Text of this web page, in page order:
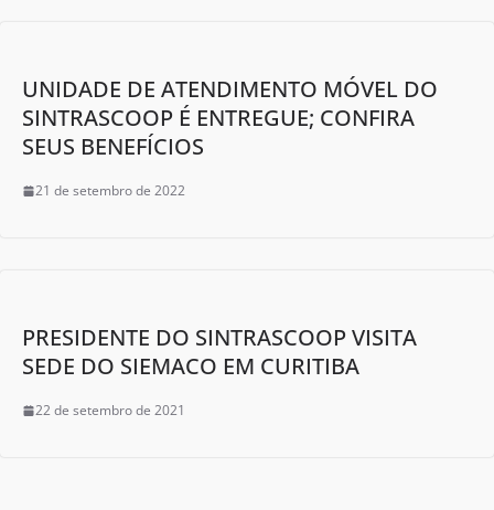
UNIDADE DE ATENDIMENTO MÓVEL DO
SINTRASCOOP É ENTREGUE; CONFIRA
SEUS BENEFÍCIOS
21 de setembro de 2022
PRESIDENTE DO SINTRASCOOP VISITA
SEDE DO SIEMACO EM CURITIBA
22 de setembro de 2021